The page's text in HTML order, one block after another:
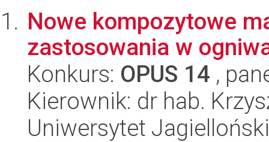
Nowe kompozytowe
zastosowania w
Konkurs: OPUS 14 ,
Kierownik: dr hab.
Uniwersytet